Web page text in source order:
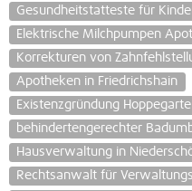
Gesundheitstatteste für
Elektrische Milchpumpen
Korrekturen von
Apotheken in Friedrichshain
Existenzgründung
behindertengerechter
Hausverwaltung in
Rechtsanwalt für